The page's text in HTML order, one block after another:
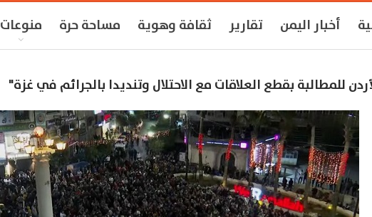
أخبار اليمن تقارير ثقافة وهوية مساحة حرة منوعات
للمطالبة بقطع العلاقات مع الاحتلال وتنديدا بالجرائم في غزة"